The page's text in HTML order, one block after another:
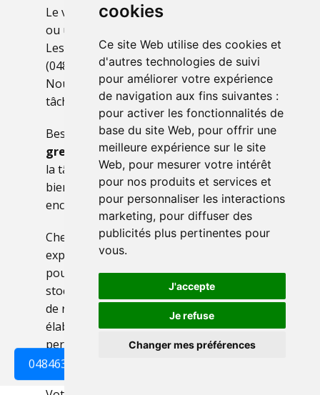
cookies
Ce site Web utilise des cookies et
d'autres technologies de suivi
pour améliorer votre expérience
de navigation aux fins suivantes :
pour activer les fonctionnalités de
base du site Web, pour offrir une
meilleure expérience sur le site
Web, pour mesurer votre intérêt
pour nos produits et services et
pour personnaliser les interactions
marketing, pour diffuser des
publicités plus pertinentes pour
vous.
J'accepte
Je refuse
Changer mes préférences
0484638182
Le vide maison avant un déménagement
ou une vente vous stresse à Beringen ?
Les experts d'Expert vide maison
(0484638182) gèrent votre projet de A à Z !
Nous l'optimisons pour vous faciliter la
tâche.
Besoin d'aide pour votre projet devide
grenier
à Beringen ? Notre société facilite
la tâche de A à Z ! Nous rachetons vos
biens, trions et évacuons vos
encombrants rapidement.
Chez Beringen , bénéficiez de notre
expérience en matière de vide-grenier
pour transformer votre espace de
stockage encombré et retrouver un lieu
de rangement fonctionnel ! Nous
élaborons avec vous un service 100%
personnalisé et adapté à la configuration
unique de votre grenier.